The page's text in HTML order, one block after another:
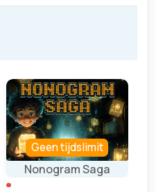
Nonogram Saga
Geen tijdslimit